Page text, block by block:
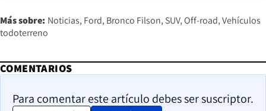
Más sobre: Noticias Ford Bronco Filson SUV Off-road Vehículos
todoterreno
COMENTARIOS
Para comentar este artículo debes ser suscriptor.